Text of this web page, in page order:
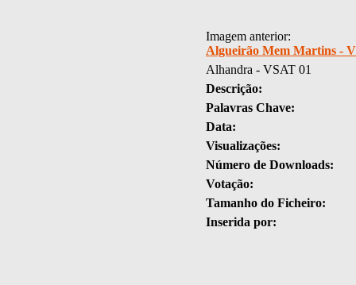
Imagem anterior:
Algueirão Mem Martins -
Alhandra - VSAT 01
Descrição:
Palavras Chave:
Data:
Visualizações:
Número de Downloads:
Votação:
Tamanho do Ficheiro:
Inserida por: